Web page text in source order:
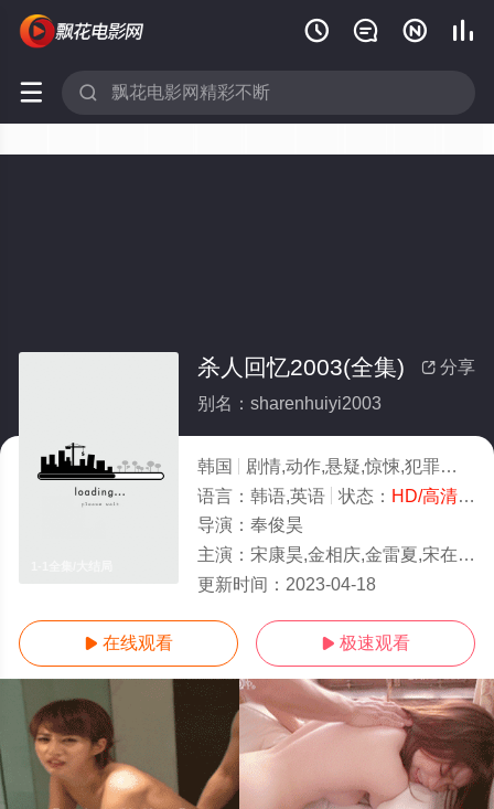
   
 
 分享
杀人回忆2003(全集)
别名：sharenhuiyi2003
韩国 剧情,动作,悬疑,惊悚,犯罪
2003
语言： 韩语,英语 状态： HD/高清- 免
导演： 奉俊昊
主演： 宋康昊,金相庆,金雷夏,宋在浩,边希峰,高瑞熙,柳泰浩,朴努植,朴海日,全美善,徐永嬅,崔钟律,刘承睦,申贤宗,李在应,郑仁仙,吴龙,朴真宇,朴泰京,沈
更新时间： 2023-04-18
 在线观看  极速观看